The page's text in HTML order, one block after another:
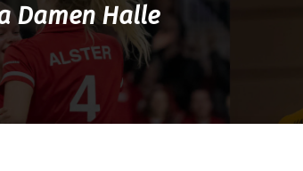
Damen Halle